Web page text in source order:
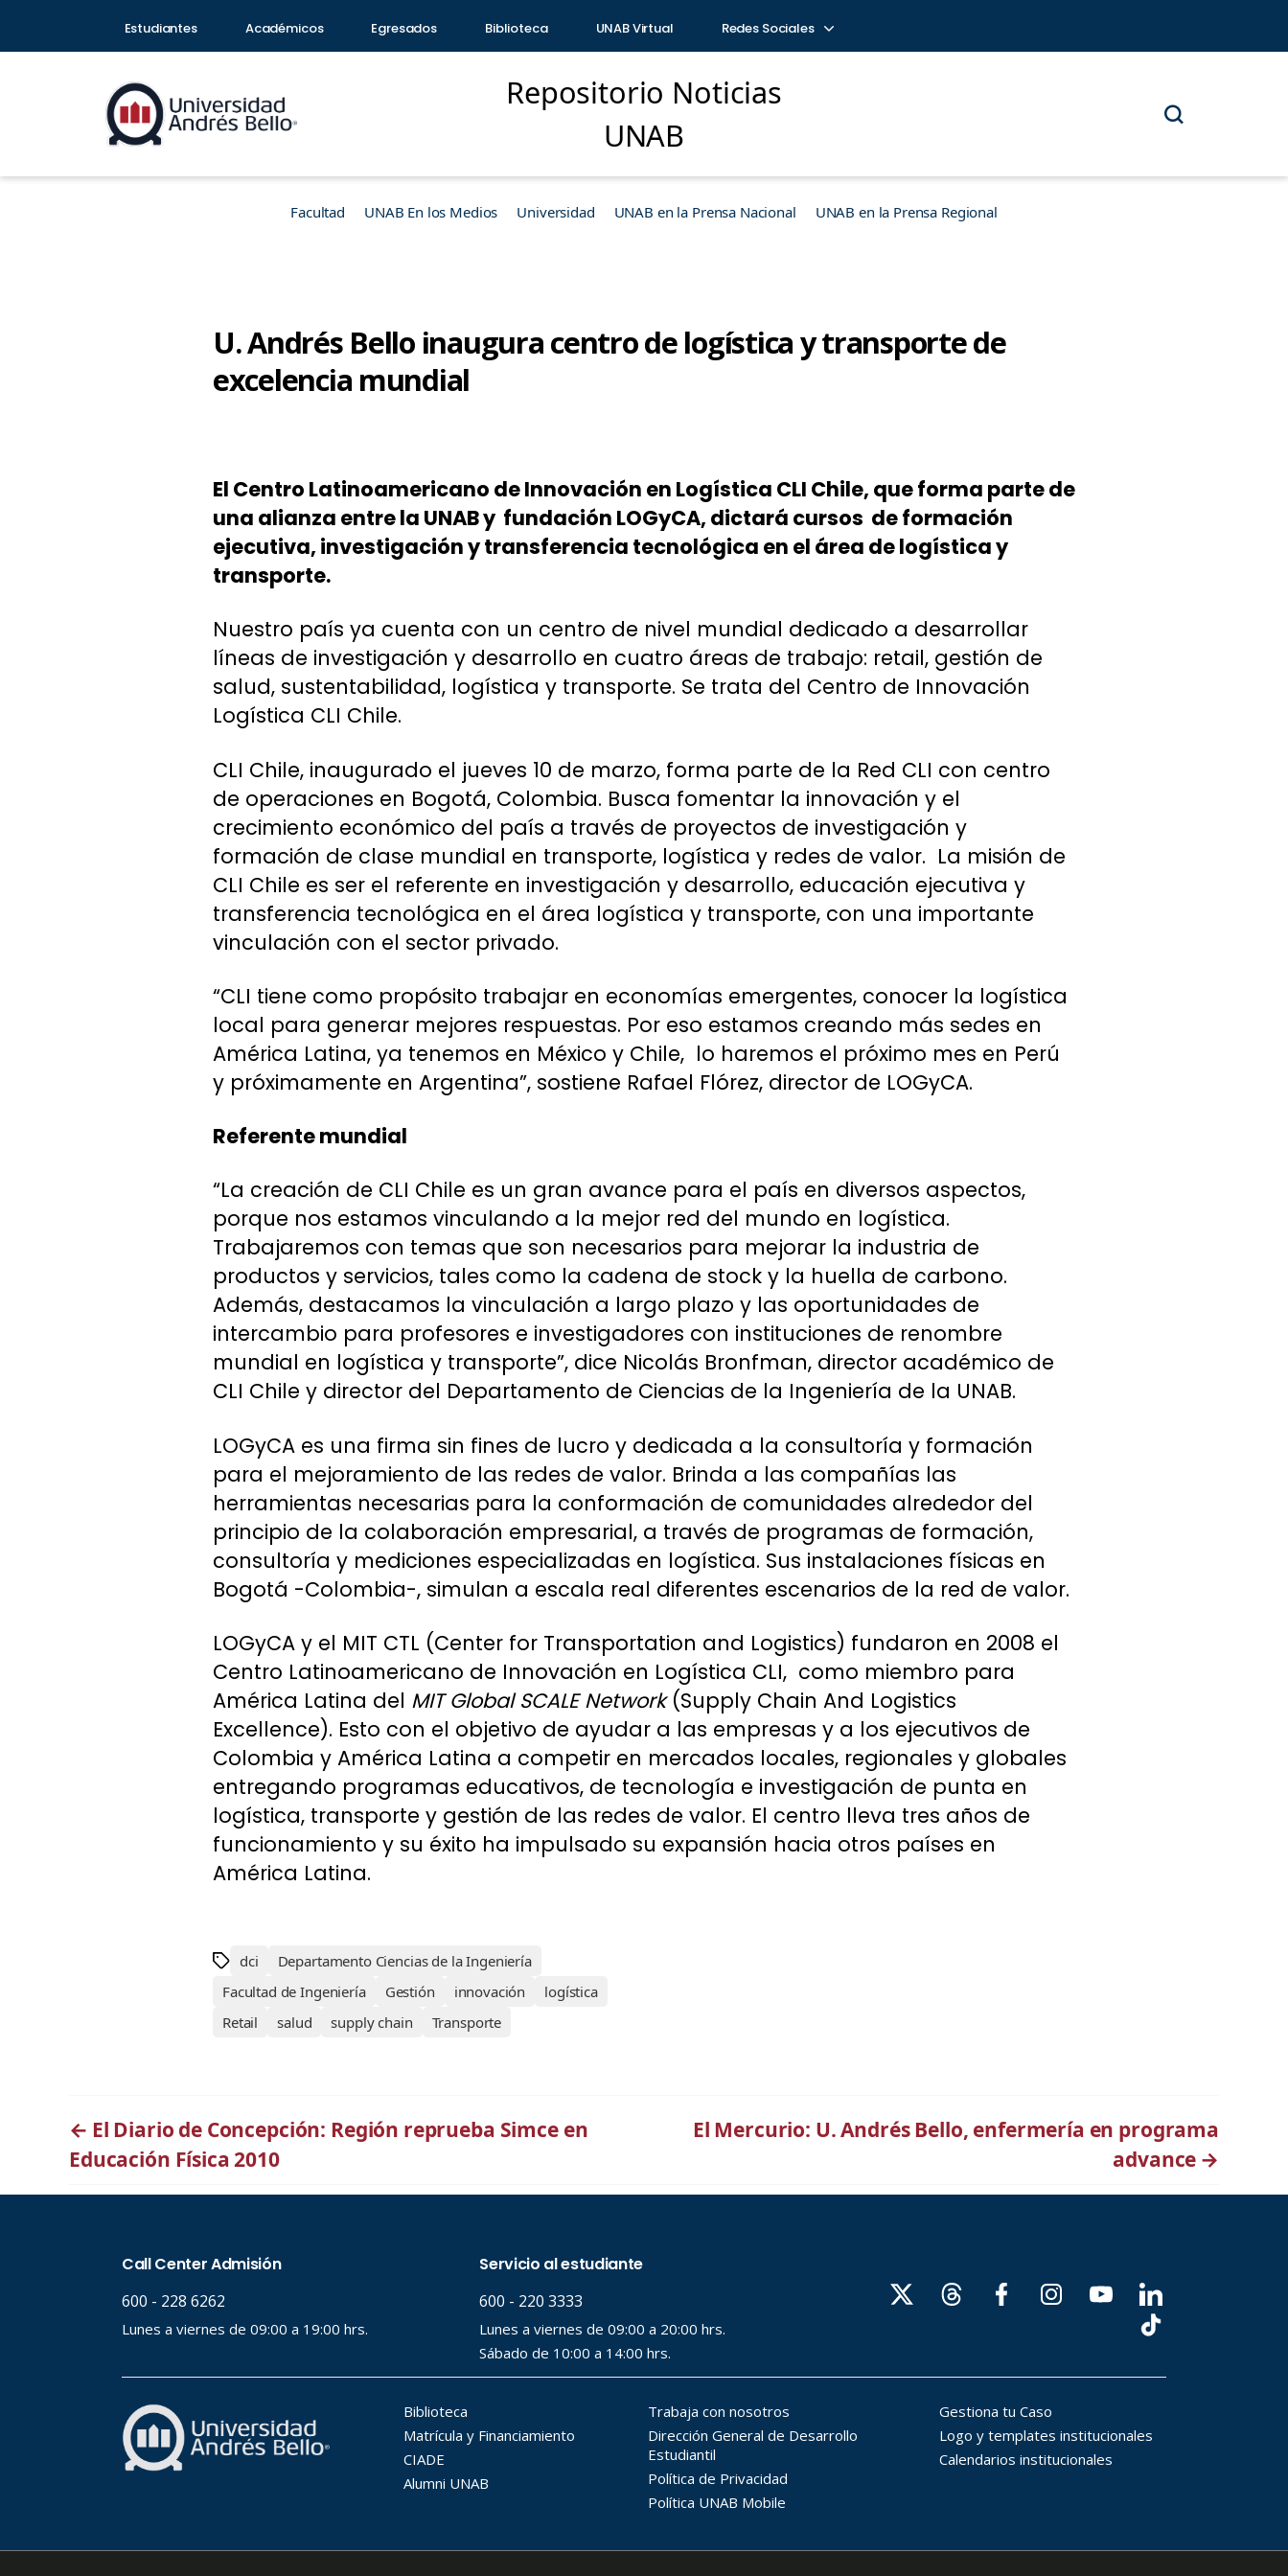
Estudiantes Académicos Egresados Biblioteca UNAB Virtual Redes Sociales
Repositorio Noticias
UNAB
Facultad UNAB En los Medios Universidad UNAB en la Prensa Nacional UNAB en la Prensa Regional
U. Andrés Bello inaugura centro de logística y transporte de
excelencia mundial
El Centro Latinoamericano de Innovación en Logística CLI Chile, que forma parte de
una alianza entre la UNAB y fundación LOGyCA, dictará cursos de formación
ejecutiva, investigación y transferencia tecnológica en el área de logística y
transporte.
Nuestro país ya cuenta con un centro de nivel mundial dedicado a desarrollar
líneas de investigación y desarrollo en cuatro áreas de trabajo: retail, gestión de
salud, sustentabilidad, logística y transporte. Se trata del Centro de Innovación
Logística CLI Chile.
CLI Chile, inaugurado el jueves 10 de marzo, forma parte de la Red CLI con centro
de operaciones en Bogotá, Colombia. Busca fomentar la innovación y el
crecimiento económico del país a través de proyectos de investigación y
formación de clase mundial en transporte, logística y redes de valor. La misión de
CLI Chile es ser el referente en investigación y desarrollo, educación ejecutiva y
transferencia tecnológica en el área logística y transporte, con una importante
vinculación con el sector privado.
“CLI tiene como propósito trabajar en economías emergentes, conocer la logística
local para generar mejores respuestas. Por eso estamos creando más sedes en
América Latina, ya tenemos en México y Chile, lo haremos el próximo mes en Perú
y próximamente en Argentina”, sostiene Rafael Flórez, director de LOGyCA.
Referente mundial
“La creación de CLI Chile es un gran avance para el país en diversos aspectos,
porque nos estamos vinculando a la mejor red del mundo en logística.
Trabajaremos con temas que son necesarios para mejorar la industria de
productos y servicios, tales como la cadena de stock y la huella de carbono.
Además, destacamos la vinculación a largo plazo y las oportunidades de
intercambio para profesores e investigadores con instituciones de renombre
mundial en logística y transporte”, dice Nicolás Bronfman, director académico de
CLI Chile y director del Departamento de Ciencias de la Ingeniería de la UNAB.
LOGyCA es una firma sin fines de lucro y dedicada a la consultoría y formación
para el mejoramiento de las redes de valor. Brinda a las compañías las
herramientas necesarias para la conformación de comunidades alrededor del
principio de la colaboración empresarial, a través de programas de formación,
consultoría y mediciones especializadas en logística. Sus instalaciones físicas en
Bogotá -Colombia-, simulan a escala real diferentes escenarios de la red de valor.
LOGyCA y el MIT CTL (Center for Transportation and Logistics) fundaron en 2008 el
Centro Latinoamericano de Innovación en Logística CLI, como miembro para
América Latina del MIT Global SCALE Network(Supply Chain And Logistics
Excellence). Esto con el objetivo de ayudar a las empresas y a los ejecutivos de
Colombia y América Latina a competir en mercados locales, regionales y globales
entregando programas educativos, de tecnología e investigación de punta en
logística, transporte y gestión de las redes de valor. El centro lleva tres años de
funcionamiento y su éxito ha impulsado su expansión hacia otros países en
América Latina.
dci
Departamento Ciencias de la Ingeniería
Facultad de Ingeniería
Gestión innovación
logística
Retail
salud supply chain Transporte
← El Diario de Concepción: Región reprueba Simce en
Educación Física 2010
El Mercurio: U. Andrés Bello, enfermería en programa
advance →